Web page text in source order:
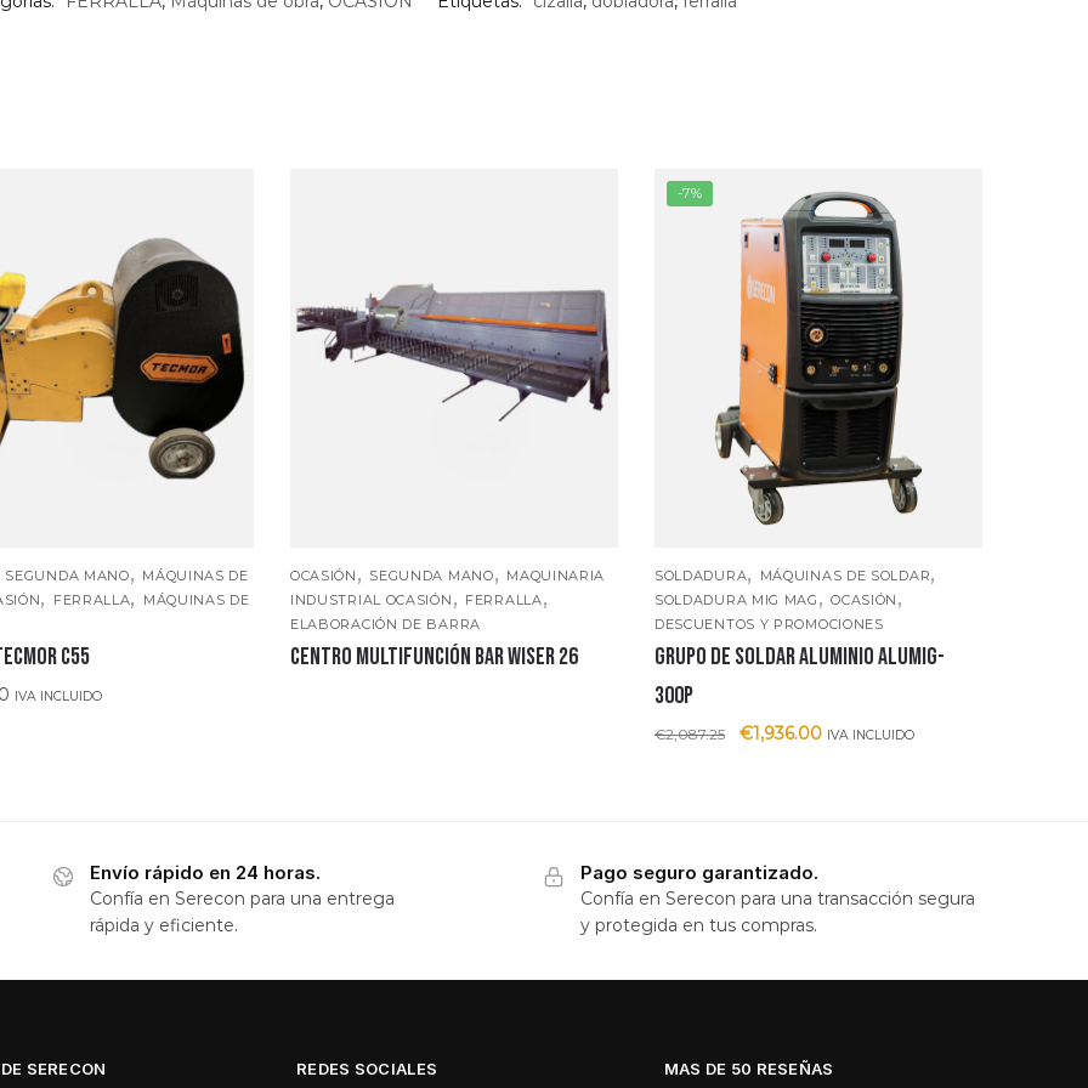
SEGUNDA MANO, MÁQUINAS DE
, FERRALLA, MÁQUINAS DE
C55
IVA INCLUIDO
OCASIÓN , SEGUNDA MANO, MAQUINARIA
INDUSTRIAL OCASIÓN , FERRALLA,
ELABORACIÓN DE BARRA
CENTRO MULTIFUNCIÓN BAR WISER 26
-7%
SOLDADURA, MÁQUINAS DE SOLDAR,
SOLDADURA MIG MAG ,OCASIÓN ,
DESCUENTOS Y PROMOCIONES
GRUPO DE SOLDAR ALUMINIO ALUMIG-
300P
€2,087.25 €1,936.00 IVA INCLUIDO
Envío rápido en 24 horas.
Confía en Serecon para una entrega
rápida y eficiente.
Pago seguro garantizado.
Confía en Serecon para una transacción segura
y protegida en tus compras.
SERECON REDES SOCIALES MAS DE 50 RESEÑAS